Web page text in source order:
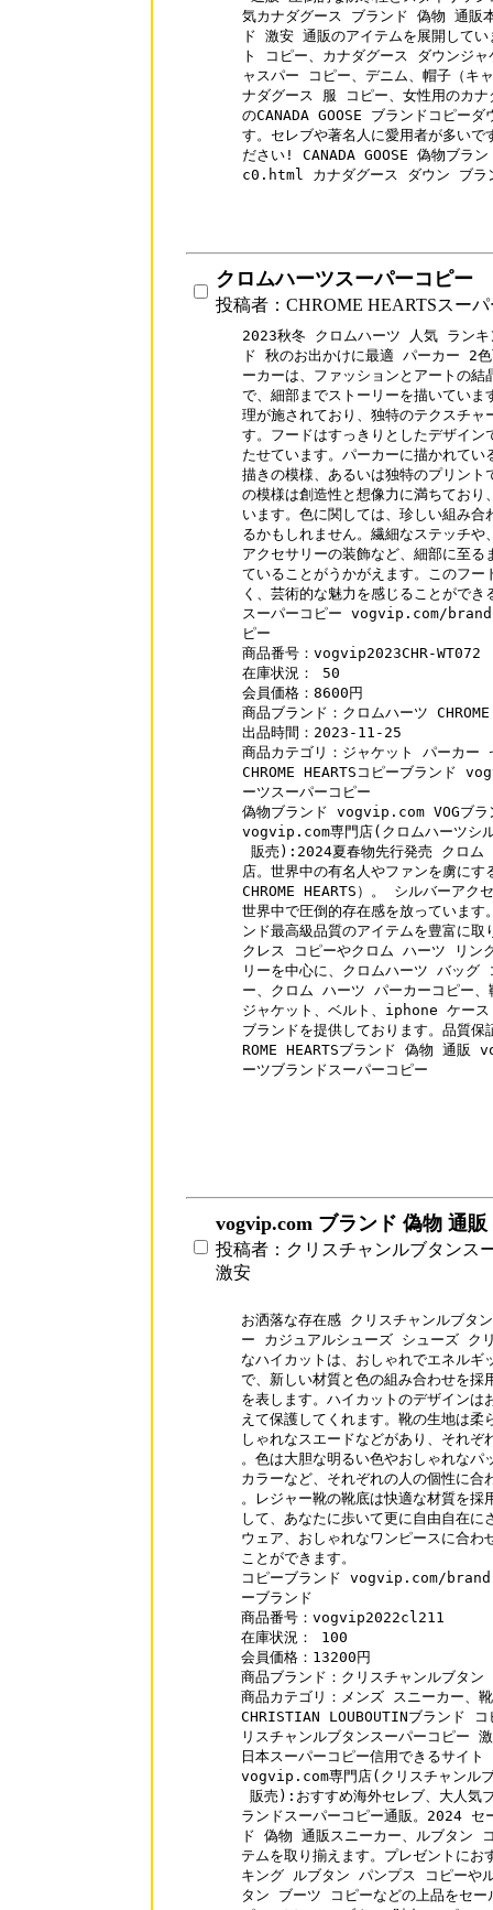
気カナダグース ブランド 偽物 通販
ド 激安 通販のアイテムを展開して
ト コピー、カナダグース ダウンジ
ャスパー コピー、デニム、帽子（キ
ナダグース 服 コピー、女性用のカ
のCANADA GOOSE ブランドコピー
す。セレブや著名人に愛用者が多いで
ださい! CANADA GOOSE 偽物ブ
c0.html カナダグース ダウン ブラ
クロムハーツスーパーコピー
投稿者：CHROME HEARTSスー
2023秋冬 クロムハーツ 人気 ランキ
ド 秋のお出かけに最適 パーカー 2
ーカーは、ファッションとアートの
で、細部までストーリーを描いていま
理が施されており、独特のテクスチャ
す。フードはすっきりとしたデザイン
たせています。パーカーに描かれて
描きの模様、あるいは独特のプリント
の模様は創造性と想像力に満ちており
います。色に関しては、珍しい組み
るかもしれません。繊細なステッチ
アクセサリーの装飾など、細部に至
ていることがうかがえます。このフー
く、芸術的な魅力を感じることができ
スーパーコピー vogvip.com/
ピー
商品番号：vogvip2023CHR-WT072
在庫状況： 50
会員価格：8600円
商品ブランド：クロムハーツ
出品時間：2023-11-25
商品カテゴリ：ジャケット パーカー
CHROME HEARTSコピーブラン
ーツスーパーコピー
偽物ブランド vogvip.com VOGブラ
vogvip.com専門店(クロムハーツシ
販売):2024夏春物先行発売 クロム
店。世界中の有名人やファンを虜に
CHROME HEARTS）。 シルバーアク
世界中で圧倒的存在感を放っていま
ンド最高級品質のアイテムを豊富に
クレス コピーやクロム ハーツ リン
リーを中心に、クロムハーツ バッ
ー、クロム ハーツ パーカーコピー、
ジャケット、ベルト、iphone ケー
ブランドを提供しております。品質
ROME HEARTSブランド 偽物 通
ーツブランドスーパーコピー
vogvip.com ブランド 偽物 通販
投稿者：クリスチャンルブタンス
激安
お洒落な存在感 クリスチャンル
ー カジュアルシューズ シューズ ク
なハイカットは、おしゃれでエネルギ
で、新しい材質と色の組み合わせを採
を表します。ハイカットのデザインは
えて保護してくれます。靴の生地は柔
しゃれなスエードなどがあり、それぞ
。色は大胆な明るい色やおしゃれなパ
カラーなど、それぞれの人の個性に合
。レジャー靴の靴底は快適な材質を採
して、あなたに歩いて更に自由自在に
ウェア、おしゃれなワンピースに合わ
ことができます。
コピーブランド vogvip.com/
ーブランド
商品番号：vogvip2022cl211
在庫状況： 100
会員価格：13200円
商品ブランド：クリスチャンルブ
商品カテゴリ：メンズ スニーカー、靴
CHRISTIAN LOUBOUTINブラン
リスチャンルブタンスーパーコピー
日本スーパーコピー信用できるサ
vogvip.com専門店(クリスチャンル
販売):おすすめ海外セレブ、大人気
ランドスーパーコピー通販。
ド 偽物 通販スニーカー、ルブタン
テムを取り揃えます。プレゼントにお
キング ルブタン パンプス コピーや
タン ブーツ コピーなどの上品をセ